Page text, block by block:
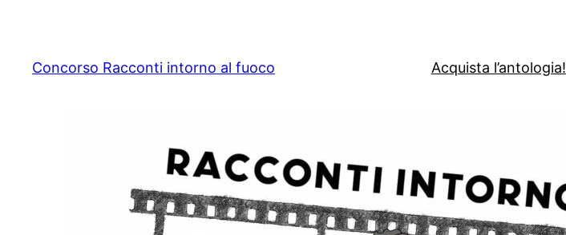
contenuto
Concorso Racconti intorno al fuoco Acquista l’antologia!